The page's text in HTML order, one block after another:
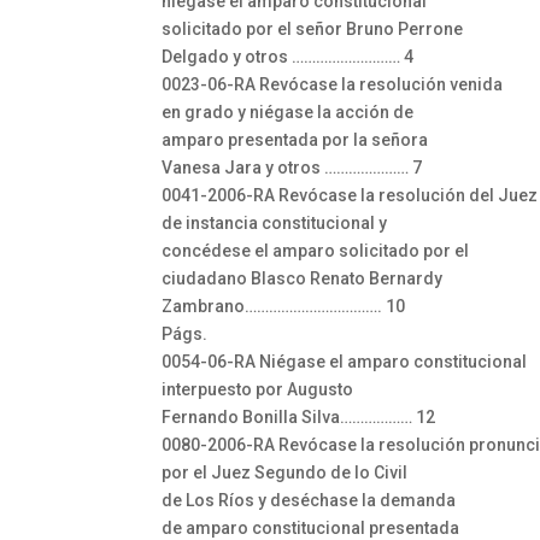
solicitado por el señor Bruno Perrone
Delgado y otros ……………………… 4
0023-06-RA Revócase la resolución venida
en grado y niégase la acción de
amparo presentada por la señora
Vanesa Jara y otros ………………… 7
0041-2006-RA Revócase la resolución del Juez
de instancia constitucional y
concédese el amparo solicitado por el
ciudadano Blasco Renato Bernardy
Zambrano……………………………. 10
Págs.
0054-06-RA Niégase el amparo constitucional
interpuesto por Augusto
Fernando Bonilla Silva……………… 12
0080-2006-RA Revócase la resolución
por el Juez Segundo de lo Civil
de Los Ríos y deséchase la demanda
de amparo constitucional presentada